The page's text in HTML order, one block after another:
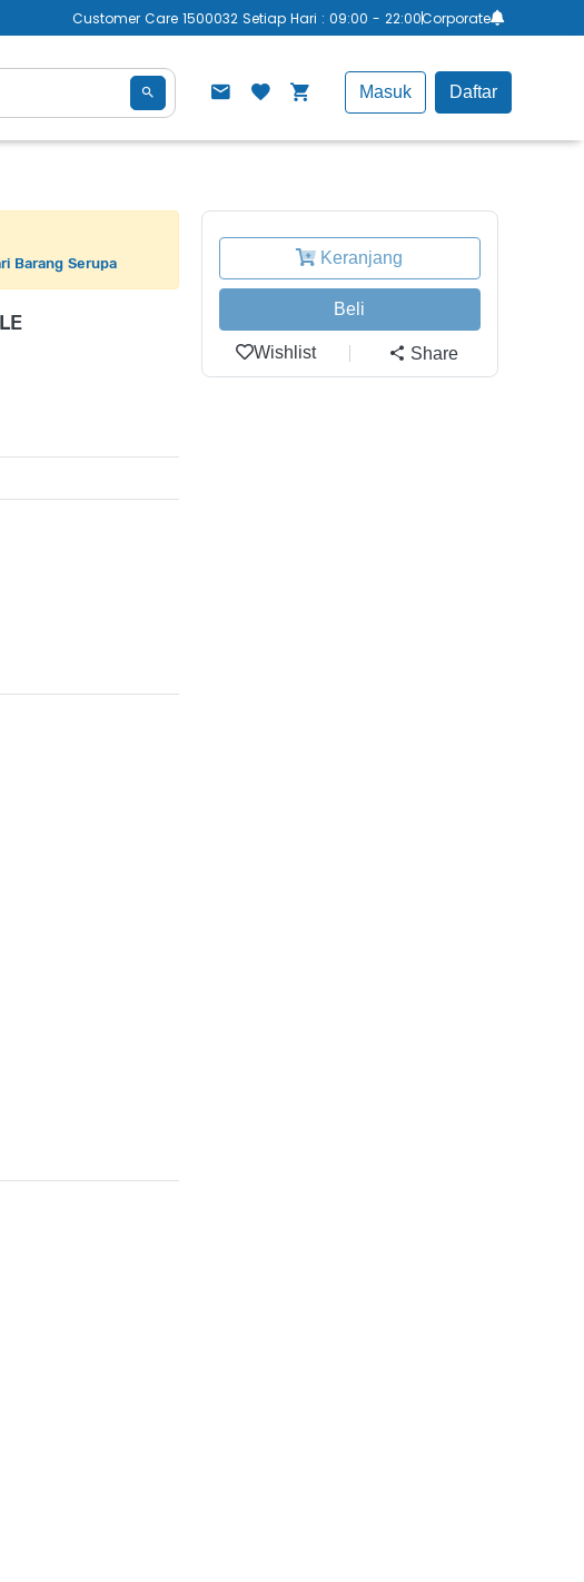
Customer Care 1500032 Setiap Hari : 09:00 - 22:00Corporate
Masuk Daftar
Barang Serupa Keranjang
Beli
Wishlist Share